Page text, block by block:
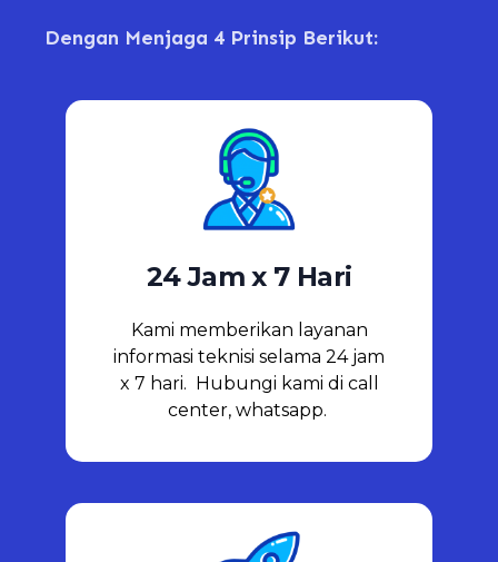
Dengan Menjaga 4 Prinsip Berikut:
24 Jam x 7 Hari​
Kami memberikan layanan
informasi teknisi selama 24 jam
x 7 hari. Hubungi kami di call
center, whatsapp.